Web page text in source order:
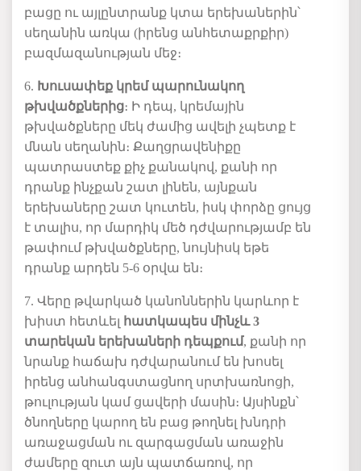
բացը ու այլընտրանք կտա երեխաներին՝
սեղանին առկա (իրենց անհետաքրքիր)
բազմազանության մեջ։
6. Խուսափեք կրեմ պարունակող
թխվածքներից։ Ի դեպ, կրեմային
թխվածքները մեկ ժամից ավելի չպետք է
մնան սեղանին։ Քաղցրավենիքը
պատրաստեք քիչ քանակով, քանի որ
դրանք ինչքան շատ լինեն, այնքան
երեխաները շատ կուտեն, իսկ փորձը ցույց
է տալիս, որ մարդիկ մեծ դժվարությամբ են
թափում թխվածքները, նույնիսկ եթե
դրանք արդեն 5-6 օրվա են։
7. Վերը թվարկած կանոններին կարևոր է
խիստ հետևել հատկապես մինչև 3
տարեկան երեխաների դեպքում, քանի որ
նրանք հաճախ դժվարանում են խոսել
իրենց անհանգստացնող սրտխառնոցի,
թուլության կամ ցավերի մասին։ Այսինքն՝
ծնողները կարող են բաց թողնել խնդրի
առաջացման ու զարգացման առաջին
ժամերը զուտ այն պատճառով, որ